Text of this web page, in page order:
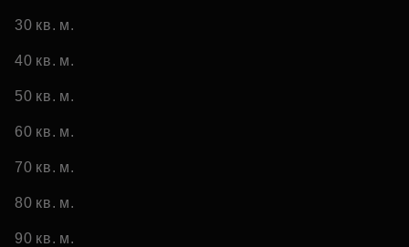
30 кв. м.
40 кв. м.
50 кв. м.
60 кв. м.
70 кв. м.
80 кв. м.
90 кв. м.